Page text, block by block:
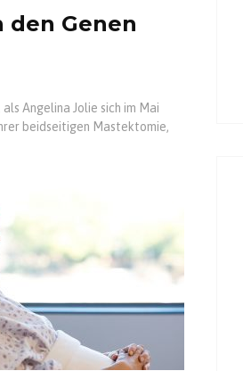
den Genen
Angelina Jolie sich im Mai
beidseitigen Mastektomie,